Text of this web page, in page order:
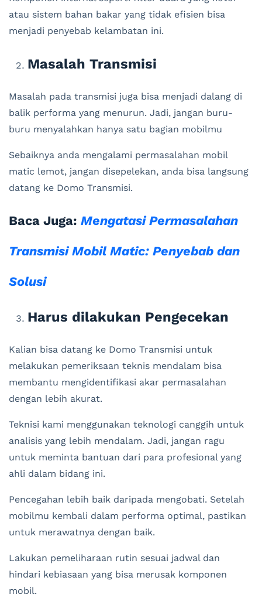
atau sistem bahan bakar yang tidak efisien bisa
menjadi penyebab kelambatan ini.
Masalah Transmisi
Masalah pada transmisi juga bisa menjadi dalang di
balik performa yang menurun. Jadi, jangan buru-
buru menyalahkan hanya satu bagian mobilmu
Sebaiknya anda mengalami permasalahan mobil
matic lemot, jangan disepelekan, anda bisa langsung
datang ke Domo Transmisi.
Baca Juga: Mengatasi Permasalahan
Transmisi Mobil Matic: Penyebab dan
Solusi
Harus dilakukan Pengecekan
Kalian bisa datang ke Domo Transmisi untuk
melakukan pemeriksaan teknis mendalam bisa
membantu mengidentifikasi akar permasalahan
dengan lebih akurat.
Teknisi kami menggunakan teknologi canggih untuk
analisis yang lebih mendalam. Jadi, jangan ragu
untuk meminta bantuan dari para profesional yang
ahli dalam bidang ini.
Pencegahan lebih baik daripada mengobati. Setelah
mobilmu kembali dalam performa optimal, pastikan
untuk merawatnya dengan baik.
Lakukan pemeliharaan rutin sesuai jadwal dan
hindari kebiasaan yang bisa merusak komponen
mobil.